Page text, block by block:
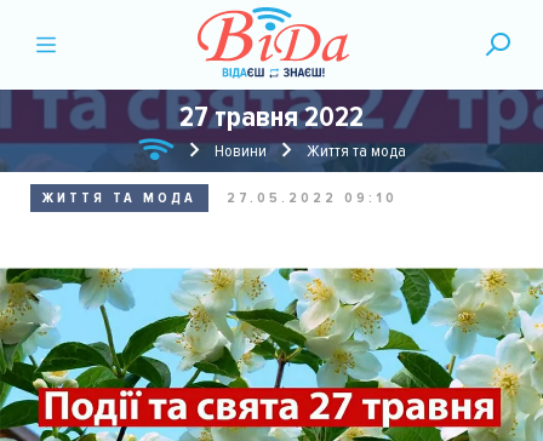
27 травня 2022
Новини Життя та мода
ЖИТТЯ ТА МОДА 27.05.2022 09:10